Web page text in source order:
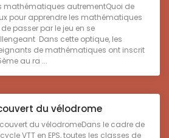
mathématiques autrementQuoi de
pour apprendre les mathématiques
passer par le jeu en se
Dans cette optique, les
de mathématiques ont inscrit
au ra ...
du vélodrome
du vélodromeDans le cadre de
VTT en EPS, toutes les classes de